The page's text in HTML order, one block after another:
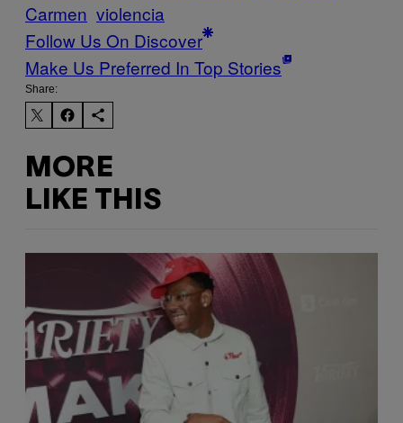
Carmen violencia
Follow Us On Discover
Make Us Preferred In Top Stories
Share:
MORE
LIKE THIS